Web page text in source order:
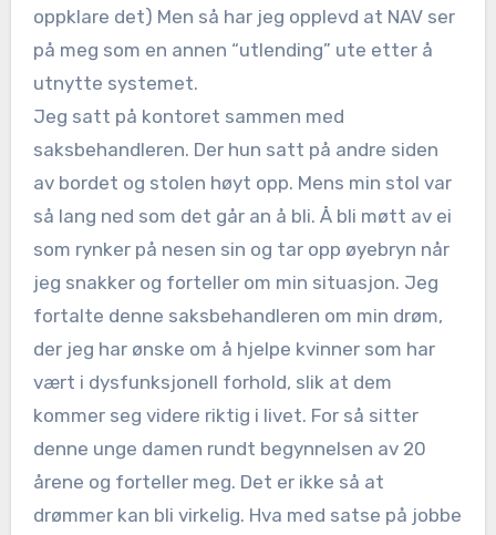
oppklare det) Men så har jeg opplevd at NAV ser
på meg som en annen “utlending” ute etter å
utnytte systemet.
Jeg satt på kontoret sammen med
saksbehandleren. Der hun satt på andre siden
av bordet og stolen høyt opp. Mens min stol var
så lang ned som det går an å bli. Å bli møtt av ei
som rynker på nesen sin og tar opp øyebryn når
jeg snakker og forteller om min situasjon. Jeg
fortalte denne saksbehandleren om min drøm,
der jeg har ønske om å hjelpe kvinner som har
vært i dysfunksjonell forhold, slik at dem
kommer seg videre riktig i livet. For så sitter
denne unge damen rundt begynnelsen av 20
årene og forteller meg. Det er ikke så at
drømmer kan bli virkelig. Hva med satse på jobbe